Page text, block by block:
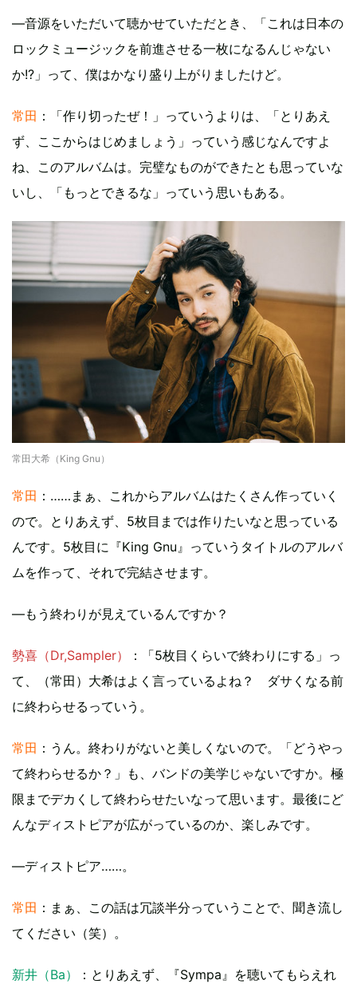
—音源をいただいて聴かせていただとき、「これは日本の
ロックミュージックを前進させる一枚になるんじゃない
か!?」って、僕はかなり盛り上がりましたけど。
常田 ：「作り切ったぜ！」っていうよりは、「とりあえ
ず、ここからはじめましょう」っていう感じなんですよ
ね、このアルバムは。完璧なものができたとも思っていな
いし、「もっとできるな」っていう思いもある。
常田大希（King Gnu）
常田 ：……まぁ、これからアルバムはたくさん作っていく
ので。とりあえず、5枚目までは作りたいなと思っている
んです。5枚目に『King Gnu』っていうタイトルのアルバ
ムを作って、それで完結させます。
—もう終わりが見えているんですか？
勢喜（Dr,Sampler）
：「5枚目くらいで終わりにする」っ
て、（常田）大希はよく言っているよね？ ダサくなる前
に終わらせるっていう。
常田 ：うん。終わりがないと美しくないので。「どうやっ
て終わらせるか？」も、バンドの美学じゃないですか。極
限までデカくして終わらせたいなって思います。最後にど
んなディストピアが広がっているのか、楽しみです。
—ディストピア……。
常田 ：まぁ、この話は冗談半分っていうことで、聞き流し
てください（笑）。
新井（Ba）
：とりあえず、『Sympa』を聴いてもらえれ